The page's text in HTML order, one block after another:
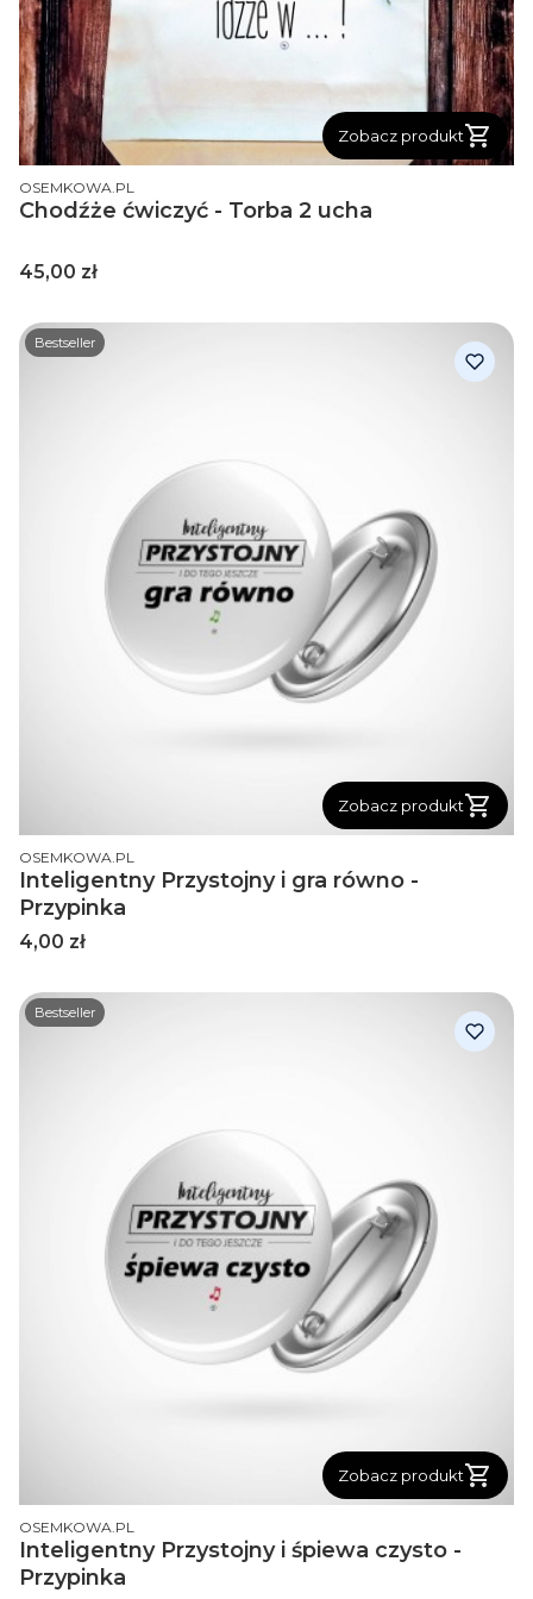
Zobacz produkt
PRODUCENT
OSEMKOWA.PL
Chodźże ćwiczyć - Torba 2 ucha
Cena
45,00 zł
Bestseller
Zobacz produkt
PRODUCENT
OSEMKOWA.PL
Inteligentny Przystojny i gra równo -
Przypinka
Cena
4,00 zł
Bestseller
Zobacz produkt
PRODUCENT
OSEMKOWA.PL
Inteligentny Przystojny i śpiewa czysto -
Przypinka